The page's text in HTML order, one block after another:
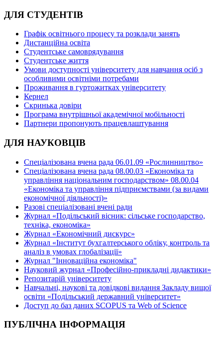
ДЛЯ СТУДЕНТІВ
Графік освітнього процесу та розклади занять
Дистанційна освіта
Студентське самоврядування
Студентське життя
Умови доступності університету для навчання осіб з
особливими освітніми потребами
Проживання в гуртожитках університету
Кернел
Скринька довіри
Програма внутрішньої академічної мобільності
Партнери пропонують працевлаштування
ДЛЯ НАУКОВЦІВ
Спеціалізована вчена рада 06.01.09 «Рослинництво»
Спеціалізована вчена рада 08.00.03 «Економіка та
управління національним господарством» 08.00.04
«Економіка та управління підприємствами (за видами
економічної діяльності)»
Разові спеціалізовані вчені ради
Журнал «Подільський вісник: сільське господарство,
техніка, економіка»
Журнал «Економічний дискурс»
Журнал «Інститут бухгалтерського обліку, контроль та
аналіз в умовах глобалізації»
Журнал "Інноваційна економіка"
Науковий журнал «Професійно-прикладні дидактики»
Репозитарій університету
Навчальні, наукові та довідкові видання Закладу вищої
освіти «Подільський державний університет»
Доступ до баз даних SCOPUS та Web of Science
ПУБЛІЧНА ІНФОРМАЦІЯ